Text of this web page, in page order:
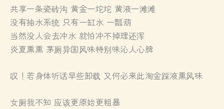
共享一条瓷砖沟 黄金一坨坨 黄液一滩滩
没有抽水系统 只有一缸水 一瓢葫
当然没人会去冲水 就怕冲不掉理还浑
炎夏熏熏 茅厕异国风味特别味沁人心脾
叹！若身体听话早些卸载 又何必来此淘金踩液熏风味
女厕我不知 应该更原始更粗暴